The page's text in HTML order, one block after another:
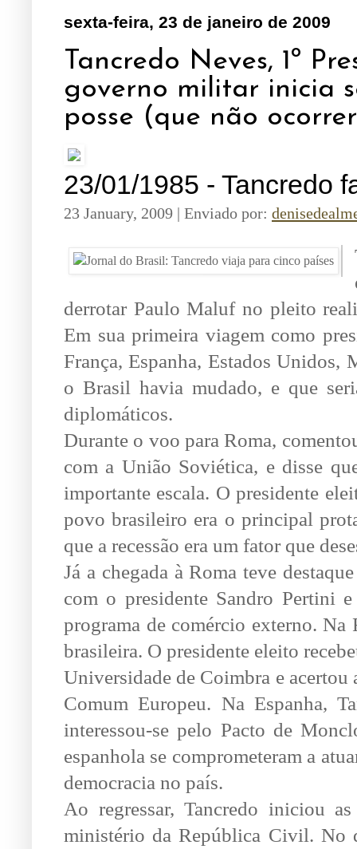
sexta-feira, 23 de janeiro de 2009
Tancredo Neves, 1º
governo militar inicia
posse (que não
23/01/1985 - Tancredo
23 January, 2009 | Enviado por:
derrotar Paulo Maluf no pleito
Em sua primeira viagem como
França, Espanha, Estados
o Brasil havia mudado, e que
diplomáticos.
Durante o voo para Roma,
com a União Soviética, e disse
importante escala. O presidente
povo brasileiro era o principal
que a recessão era um fator que
Já a chegada à Roma teve
com o presidente Sandro Pertini
programa de comércio externo. Na
brasileira. O presidente eleito
Universidade de Coimbra e
Comum Europeu. Na Espanha,
interessou-se pelo Pacto de
espanhola se comprometeram a
democracia no país.
Ao regressar, Tancredo iniciou
ministério da República Civil. No